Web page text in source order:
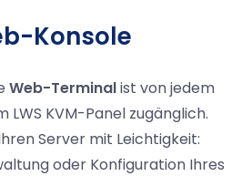
Konsole
Web-Terminalist von jedem
LWS KVM-Panel zugänglich.
Server mit Leichtigkeit:
oder Konfiguration Ihres